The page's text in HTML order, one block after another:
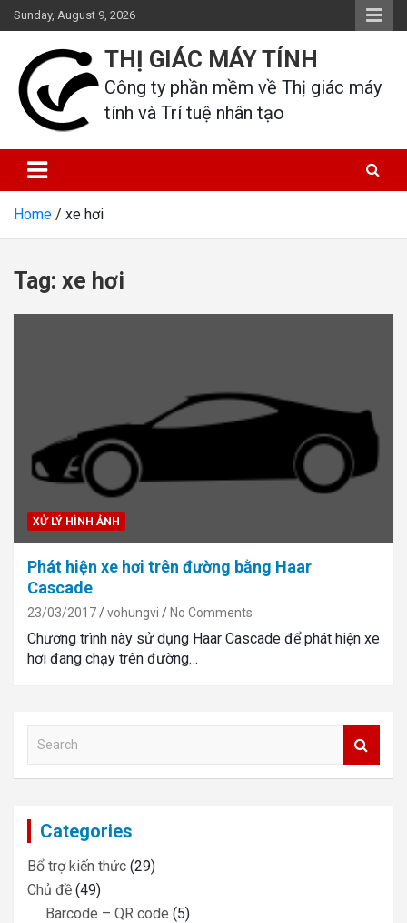
Skip
to
content
Sunday, August 9, 2026
THỊ GIÁC MÁY TÍNH
Công ty phần mềm về Thị giác máy
tính và Trí tuệ nhân tạo
Home xe hơi
Tag: xe hơi
XỬ LÝ HÌNH ẢNH
Phát hiện xe hơi trên đường bằng Haar
Cascade
23/03/2017 vohungvi No Comments
Chương trình này sử dụng Haar Cascade để phát hiện xe
hơi đang chạy trên đường…
a
Categories
Bổ trợ kiến thức (29)
Chủ đề (49)
Barcode – QR code (5)